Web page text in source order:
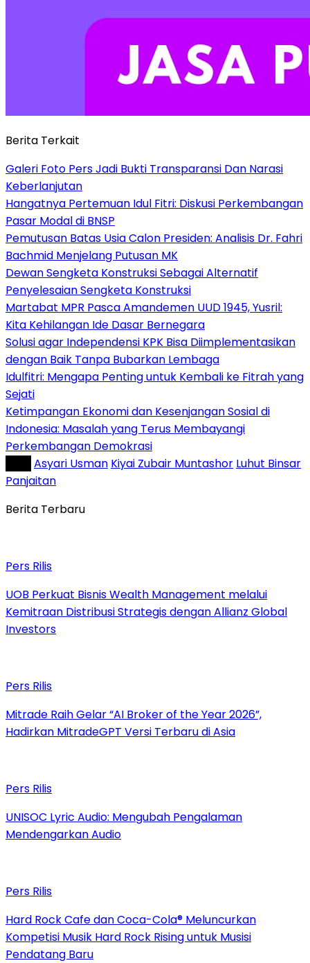
Berita Terkait
Galeri Foto Pers Jadi Bukti Transparansi Dan Narasi
Keberlanjutan
Hangatnya Pertemuan Idul Fitri: Diskusi Perkembangan
Pasar Modal di BNSP
Pemutusan Batas Usia Calon Presiden: Analisis Dr. Fahri
Bachmid Menjelang Putusan MK
Dewan Sengketa Konstruksi Sebagai Alternatif
Penyelesaian Sengketa Konstruksi
Martabat MPR Pasca Amandemen UUD 1945, Yusril:
Kita Kehilangan Ide Dasar Bernegara
Solusi agar Independensi KPK Bisa Diimplementasikan
dengan Baik Tanpa Bubarkan Lembaga
Idulfitri: Mengapa Penting untuk Kembali ke Fitrah yang
Sejati
Ketimpangan Ekonomi dan Kesenjangan Sosial di
Indonesia: Masalah yang Terus Membayangi
Perkembangan Demokrasi
Asyari Usman Kiyai Zubair Muntashor Luhut Binsar
Panjaitan
Berita Terbaru
Pers Rilis
UOB Perkuat Bisnis Wealth Management melalui
Kemitraan Distribusi Strategis dengan Allianz Global
Investors
Pers Rilis
Mitrade Raih Gelar “AI Broker of the Year 2026”,
Hadirkan MitradeGPT Versi Terbaru di Asia
Pers Rilis
UNISOC Lyric Audio: Mengubah Pengalaman
Mendengarkan Audio
Pers Rilis
Hard Rock Cafe dan Coca-Cola® Meluncurkan
Kompetisi Musik Hard Rock Rising untuk Musisi
Pendatang Baru